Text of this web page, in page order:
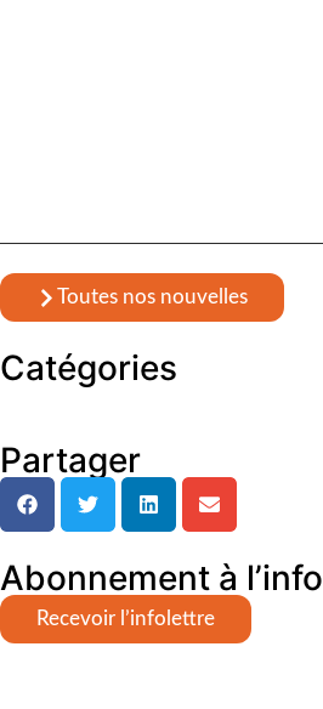
Toutes nos nouvelles
Catégories
Partager
Abonnement à
Recevoir l’infolettre